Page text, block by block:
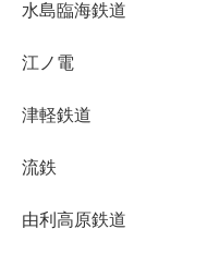
水島臨海鉄道
江ノ電
津軽鉄道
流鉄
由利高原鉄道